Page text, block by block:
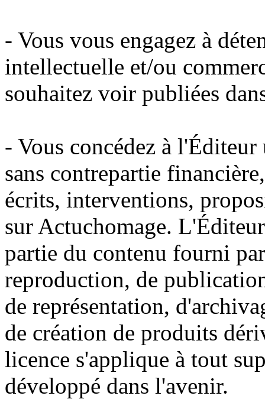
- Vous vous engagez à
intellectuelle et/ou
souhaitez voir publiées
- Vous concédez à
sans contrepartie
écrits, interventions,
sur Actuchomage.
partie du contenu fourni
reproduction, de
de représentation,
de création de produits
licence s'applique à tout
développé dans l'avenir.